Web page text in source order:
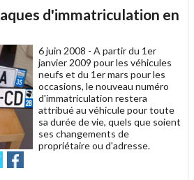
à
d'immatriculation en
6 juin 2008 - A partir du 1er
janvier 2009 pour les véhicules
neufs et du 1er mars pour les
occasions, le nouveau numéro
d'immatriculation restera
attribué au véhicule pour toute
sa durée de vie, quels que soient
ses changements de
propriétaire ou d'adresse.
Partager
sur